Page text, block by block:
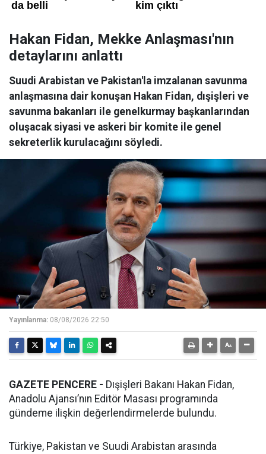
Hakan Fidan, Mekke Anlaşması'nın
detaylarını anlattı
Suudi Arabistan ve Pakistan'la imzalanan savunma
anlaşmasına dair konuşan Hakan Fidan, dışişleri ve
savunma bakanları ile genelkurmay başkanlarından
oluşacak siyasi ve askeri bir komite ile genel
sekreterlik kurulacağını söyledi.
Yayınlanma: 08/08/2026 22:50
GAZETE PENCERE - Dışişleri Bakanı Hakan Fidan,
Anadolu Ajansı’nın Editör Masası programında
gündeme ilişkin değerlendirmelerde bulundu.
Türkiye, Pakistan ve Suudi Arabistan arasında